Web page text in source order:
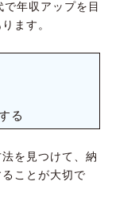
年収アップを目
ます。
る
を見つけて、納
ことが大切で